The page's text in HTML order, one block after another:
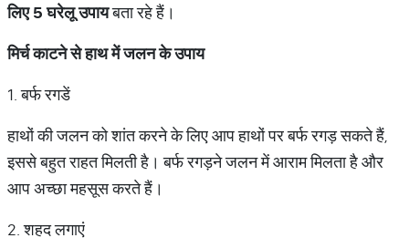
लिए5घरेलू उपायबता रहे हैं।
मिर्च काटने से हाथ में जलन के उपाय
1. बर्फ रगडें
हाथों की जलन को शांत करने के लिए आप हाथों पर बर्फ रगड़ सकते हैं,
इससे बहुत राहत मिलती है। बर्फ रगड़ने जलन में आराम मिलता है और
आप अच्छा महसूस करते हैं।
2. शहद लगाएं